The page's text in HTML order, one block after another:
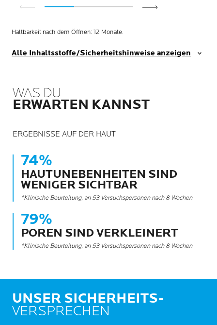
Haltbarkeit nach dem Öffnen: 12 Monate.
Alle Inhaltsstoffe/Sicherheitshinweise anzeigen
WAS DU
ERWARTEN KANNST
ERGEBNISSE AUF DER HAUT
74%
HAUTUNEBENHEITEN SIND
WENIGER SICHTBAR
*Klinische Beurteilung, an 53 Versuchspersonen nach 8 Wochen
79%
POREN SIND VERKLEINERT
*Klinische Beurteilung, an 53 Versuchspersonen nach 8 Wochen
UNSER SICHERHEITS-
VERSPRECHEN